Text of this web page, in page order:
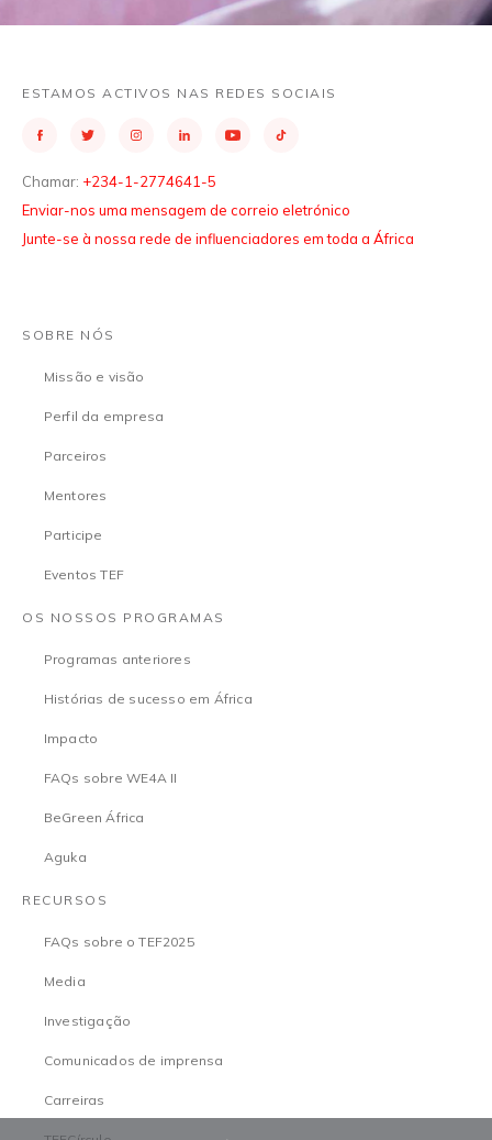
ESTAMOS ACTIVOS NAS REDES SOCIAIS
Chamar: +234-1-2774641-5
Enviar-nos uma mensagem de correio eletrónico
Junte-se à nossa rede de influenciadores em toda a África
SOBRE NÓS
Missão e visão
Perfil da empresa
Parceiros
Mentores
Participe
Eventos TEF
OS NOSSOS PROGRAMAS
Programas anteriores
Histórias de sucesso em África
Impacto
FAQs sobre WE4A II
BeGreen África
Aguka
RECURSOS
FAQs sobre o TEF2025
Media
Investigação
Comunicados de imprensa
Carreiras